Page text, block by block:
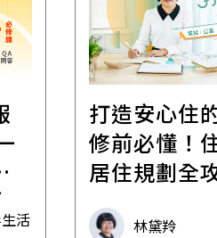
活
打造安心住
修前必懂！
居住規劃全
林黛羚